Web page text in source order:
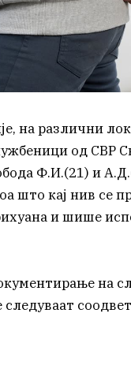
на различни
од СВР
Ф.И.(21) и
што кај нив се
и шише
на